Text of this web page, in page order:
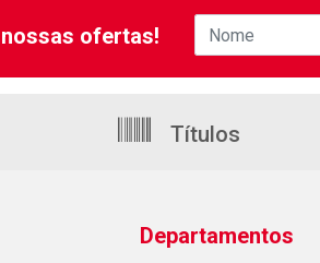
ofertas!
Títulos
Departamentos